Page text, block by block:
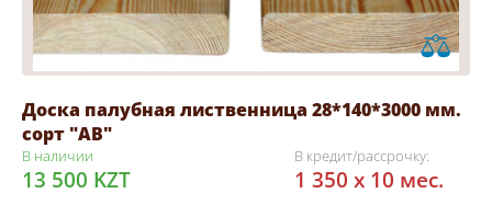
Доска палубная лиственница 28*140*3000 мм.
сорт "АВ"
В наличии
13 500 KZT
В кредит/рассрочку:
1 350 x 10 мес.